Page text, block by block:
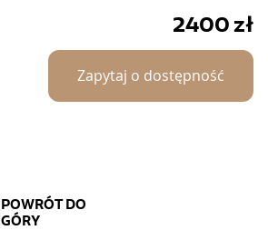
2400zł
Zapytaj o dostępność
POWRÓT DO
GÓRY